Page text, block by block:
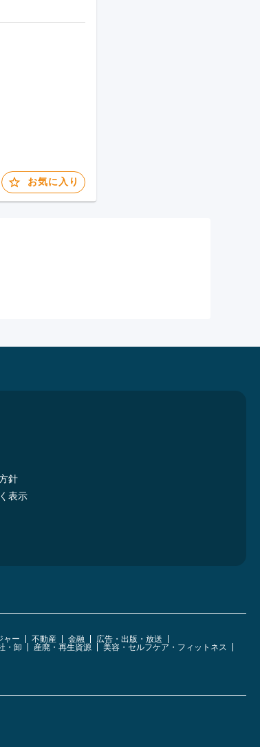
お気に入り
針
表示
ャー 不動産 金融
広告・出版・放送
・卸 産廃・再生資源 美容・セルフケア・フィットネス